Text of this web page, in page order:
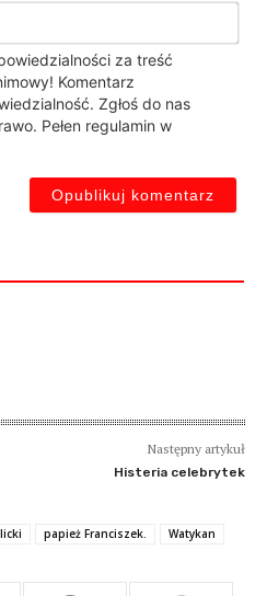
za treść
Komentarz
Zgłoś do nas
Pełen regulamin w
Następny artykuł
Histeria celebrytek
papież Franciszek. Watykan